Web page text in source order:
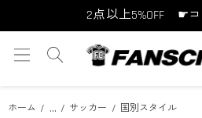
2点以上5%OFF ☛コ
10点以上10%OFF ☛コ
ホーム ... サッカー 国別スタイル